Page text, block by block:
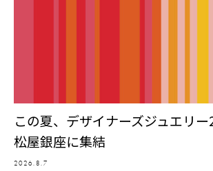
この夏、デザイナーズジュエリ
松屋銀座に集結
2026.8.7